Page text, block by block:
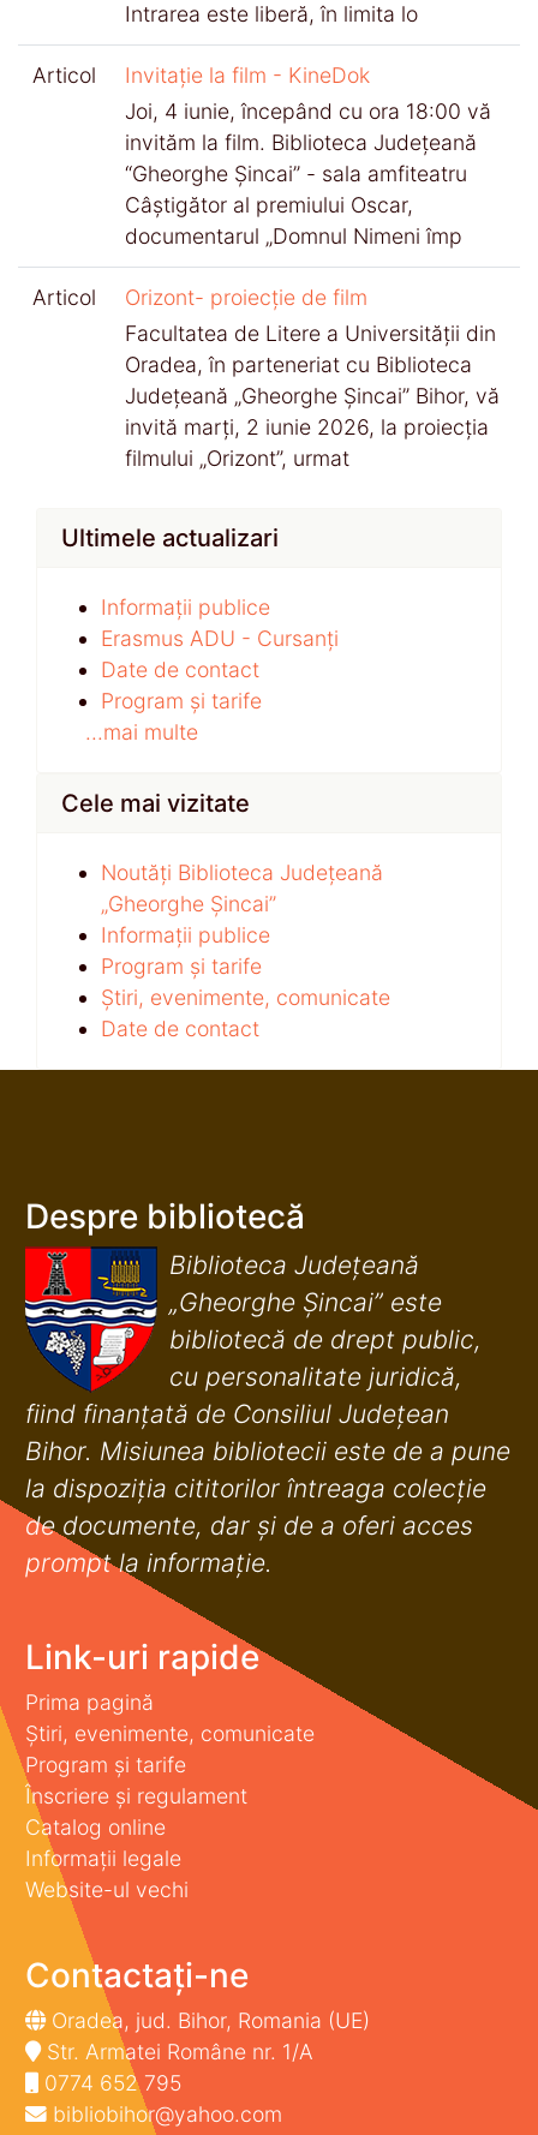
Intrarea este liberă, în limita lo
Articol
Invitație la film - KineDok
Joi, 4 iunie, începând cu ora 18:00 vă
invităm la film. Biblioteca Județeană
“Gheorghe Șincai” - sala amfiteatru
Câștigător al premiului Oscar,
documentarul „Domnul Nimeni împ
Articol
Orizont- proiecție de film
Facultatea de Litere a Universității din
Oradea, în parteneriat cu Biblioteca
Județeană „Gheorghe Șincai” Bihor, vă
invită marți, 2 iunie 2026, la proiecția
filmului „Orizont”, urmat
Ultimele actualizari
Informații publice
Erasmus ADU - Cursanți
Date de contact
Program și tarife
...mai multe
Cele mai vizitate
Noutăți Biblioteca Județeană
„Gheorghe Șincai”
Informații publice
Program și tarife
Știri, evenimente, comunicate
Date de contact
Despre bibliotecă
Biblioteca Județeană
„Gheorghe Șincai” este
bibliotecă de drept public,
cu personalitate juridică,
fiind finanţată de Consiliul Judeţean
Bihor. Misiunea bibliotecii este de a pune
la dispoziţia cititorilor întreaga colecţie
de documente, dar şi de a oferi acces
prompt la informaţie.
Link-uri rapide
Prima pagină
Știri, evenimente, comunicate
Program și tarife
Înscriere și regulament
Catalog online
Informații legale
Website-ul vechi
Contactați-ne
Oradea, jud. Bihor, Romania (UE)
Str. Armatei Române nr. 1/A
0774 652 795
bibliobihor@yahoo.com